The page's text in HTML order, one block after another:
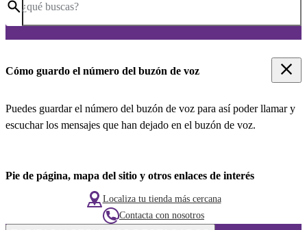
¿qué buscas?
Cómo guardo el número del buzón de voz
Puedes guardar el número del buzón de voz para así poder llamar y
escuchar los mensajes que han dejado en el buzón de voz.
Pie de página, mapa del sitio y otros enlaces de interés
Localiza tu tienda más cercana
Contacta con nosotros